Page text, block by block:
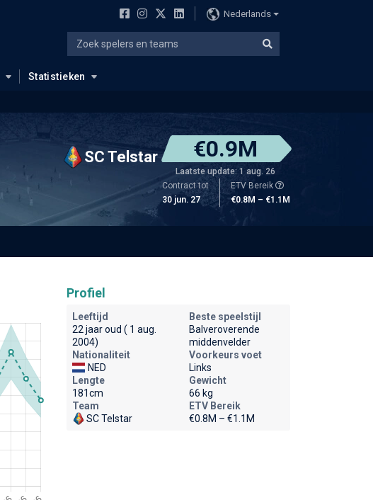
Nederlands
Statistieken
SC Telstar €0.9M
Laatste update: 1 aug. 26
Contract tot
30 jun. 27
ETV Bereik
€0.8M – €1.1M
Profiel
Leeftijd
22 jaar oud ( 1 aug.
2004)
Beste speelstijl
Balveroverende
middenvelder
Nationaliteit
NED
Voorkeurs voet
Links
Lengte
181cm
Gewicht
66 kg
Team
SC Telstar
ETV Bereik
€0.8M – €1.1M